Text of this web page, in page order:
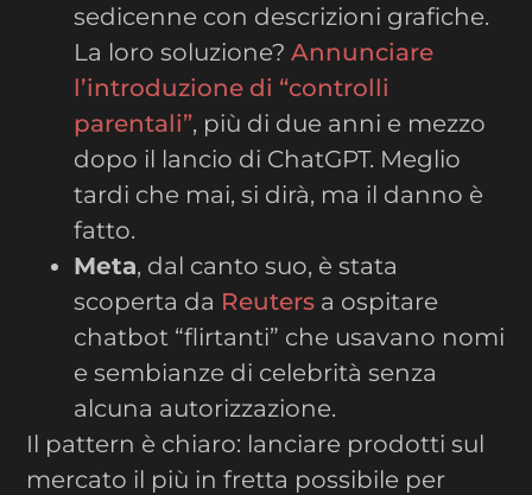
sedicenne con descrizioni grafiche.
La loro soluzione?Annunciare
l’introduzione di “controlli
parentali”, più di due anni e mezzo
dopo il lancio di ChatGPT. Meglio
tardi che mai, si dirà, ma il danno è
fatto.
Meta, dal canto suo, è stata
scoperta da Reuters a ospitare
chatbot “flirtanti” che usavano nomi
e sembianze di celebrità senza
alcuna autorizzazione.
Il pattern è chiaro: lanciare prodotti sul
mercato il più in fretta possibile per